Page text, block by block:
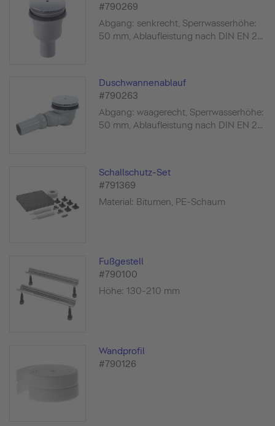
#790269
Abgang: senkrecht, Sperrwasserhöhe:
50 mm, Ablaufleistung nach DIN EN 2...
Duschwannenablauf
#790263
Abgang: waagerecht, Sperrwasserhöhe:
50 mm, Ablaufleistung nach DIN EN 2...
Schallschutz-Set
#791369
Material: Bitumen, PE-Schaum
Fußgestell
#790100
Höhe: 130-210 mm
Wandprofil
#790126